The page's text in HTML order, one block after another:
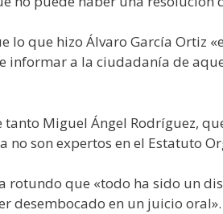
lo que hizo Álvaro García Ortiz
informar a la ciudadanía de
tanto Miguel Ángel Rodríguez,
no son expertos en el Estatuto
rotundo que «todo ha sido un
desembocado en un juicio oral».